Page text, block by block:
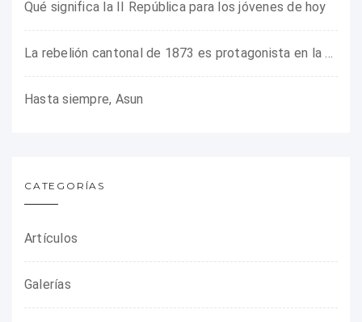
Qué significa la II República para los jóvenes de hoy
La rebelión cantonal de 1873 es protagonista en la ARMHADH
Hasta siempre, Asun
CATEGORÍAS
Artículos
Galerías